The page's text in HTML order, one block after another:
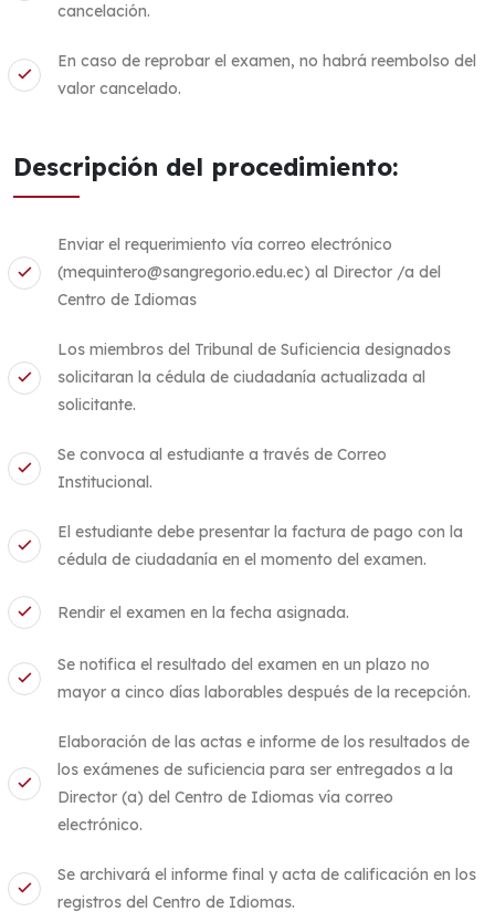
cancelación.
En caso de reprobar el examen, no habrá reembolso del
valor cancelado.
Descripción del procedimiento:
Enviar el requerimiento vía correo electrónico
(mequintero@sangregorio.edu.ec) al Director /a del
Centro de Idiomas
Los miembros del Tribunal de Suficiencia designados
solicitaran la cédula de ciudadanía actualizada al
solicitante.
Se convoca al estudiante a través de Correo
Institucional.
El estudiante debe presentar la factura de pago con la
cédula de ciudadanía en el momento del examen.
Rendir el examen en la fecha asignada.
Se notifica el resultado del examen en un plazo no
mayor a cinco días laborables después de la recepción.
Elaboración de las actas e informe de los resultados de
los exámenes de suficiencia para ser entregados a la
Director (a) del Centro de Idiomas vía correo
electrónico.
Se archivará el informe final y acta de calificación en los
registros del Centro de Idiomas.